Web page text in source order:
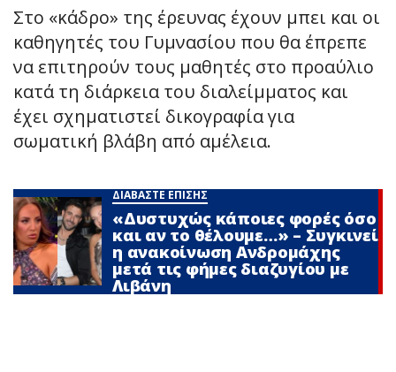
Στο «κάδρο» της έρευνας έχουν μπει και οι
καθηγητές του Γυμνασίου που θα έπρεπε
να επιτηρούν τους μαθητές στο προαύλιο
κατά τη διάρκεια του διαλείμματος και
έχει σχηματιστεί δικογραφία για
σωματική βλάβη από αμέλεια.
ΔΙΑΒΑΣΤΕ ΕΠΙΣΗΣ
«Δυστυχώς κάποιες φορές όσο
και αν το θέλουμε…» – Συγκινεί
η ανακοίνωση Ανδρομάχης
μετά τις φήμες διαζυγίου με
Λιβάνη